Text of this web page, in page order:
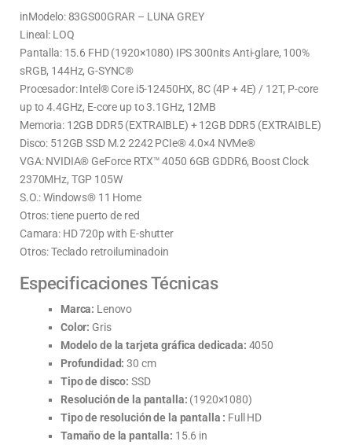
inModelo: 83GS00GRAR – LUNA GREY
Lineal: LOQ
Pantalla: 15.6 FHD (1920×1080) IPS 300nits Anti-glare, 100%
sRGB, 144Hz, G-SYNC®
Procesador: Intel® Core i5-12450HX, 8C (4P + 4E) / 12T, P-core
up to 4.4GHz, E-core up to 3.1GHz, 12MB
Memoria: 12GB DDR5 (EXTRAIBLE) + 12GB DDR5 (EXTRAIBLE)
Disco: 512GB SSD M.2 2242 PCIe® 4.0×4 NVMe®
VGA: NVIDIA® GeForce RTX™ 4050 6GB GDDR6, Boost Clock
2370MHz, TGP 105W
S.O.: Windows® 11 Home
Otros: tiene puerto de red
Camara: HD 720p with E-shutter
Otros: Teclado retroiluminadoin
Especificaciones Técnicas
Marca: Lenovo
Color: Gris
Modelo de la tarjeta gráfica dedicada: 4050
Profundidad: 30 cm
Tipo de disco: SSD
Resolución de la pantalla: (1920×1080)
Tipo de resolución de la pantalla : Full HD
Tamaño de la pantalla: 15.6 in